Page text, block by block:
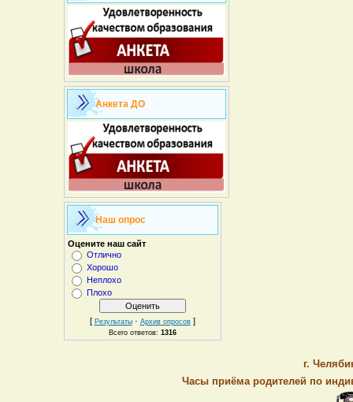
Анкета ДО
Наш опрос
Оцените наш сайт
Отлично
Хорошо
Неплохо
Плохо
[ Результаты· Архив опросов]
Всего ответов: 1316
г.
Часы приёма родителей по